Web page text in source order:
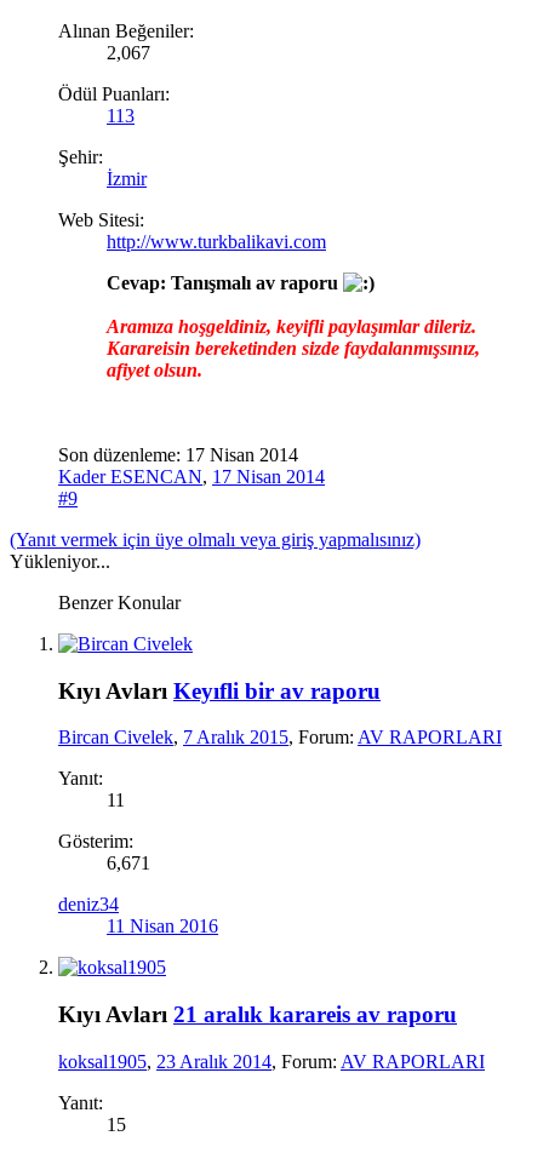
Alınan Beğeniler:
2,067
Ödül Puanları:
113
Şehir:
İzmir
Web Sitesi:
http://www.turkbalikavi.com
Cevap: Tanışmalı av raporu
Aramıza hoşgeldiniz, keyifli paylaşımlar dileriz.
Karareisin bereketinden sizde faydalanmışsınız,
afiyet olsun.
Son düzenleme: 17 Nisan 2014
Kader ESENCAN, 17 Nisan 2014
#9
(Yanıt vermek için üye olmalı veya giriş yapmalısınız)
Yükleniyor...
Benzer Konular
Kıyı Avları Keyıfli bir av raporu
Bircan Civelek, 7 Aralık 2015, Forum: AV RAPORLARI
Yanıt:
11
Gösterim:
6,671
deniz34
11 Nisan 2016
Kıyı Avları 21 aralık karareis av raporu
koksal1905, 23 Aralık 2014, Forum: AV RAPORLARI
Yanıt:
15